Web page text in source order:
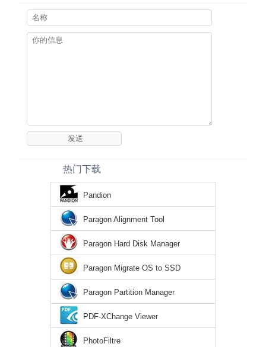
热门下载
Pandion
Paragon Alignment Tool
Paragon Hard Disk Manager
Paragon Migrate OS to SSD
Paragon Partition Manager
PDF-XChange Viewer
PhotoFiltre